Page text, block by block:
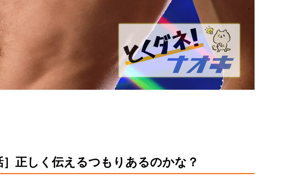
正しく伝えるつもりあるのかな？